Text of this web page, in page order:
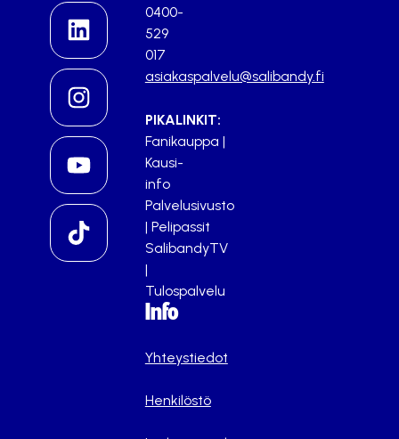
0400-
529
017
asiakaspalvelu@salibandy.fi
PIKALINKIT:
Fanikauppa |
Kausi-
info
Palvelusivusto
| Pelipassit
SalibandyTV
|
Tulospalvelu
Info
Yhteystiedot
Henkilöstö